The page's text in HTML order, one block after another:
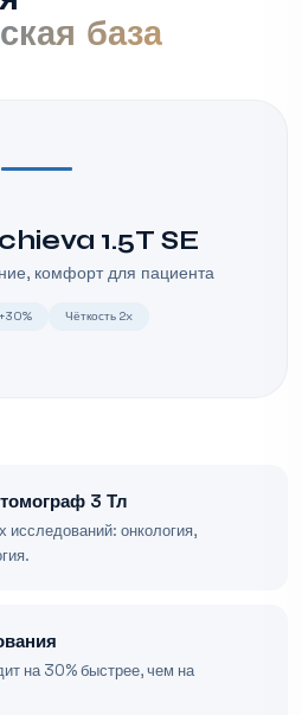
база
1.5T SE
комфорт для пациента
Чёткость 2x
3 Тл
онкология,
на 30% быстрее, чем на